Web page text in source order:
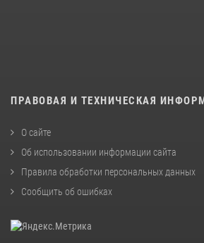
ПРАВОВАЯ И ТЕХНИЧЕСКАЯ
О сайте
Об использовании информации сайта
Правила обработки персональных данных
Сообщить об ошибках